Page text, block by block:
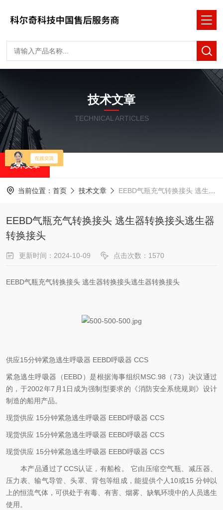
技术文章
TECHNICAL ARTICLES
技术文章
当前位置： 首页 技术文章 EEBD气瓶充气转换接头 逃生器转换接头逃生器转换接头
EEBD气瓶充气转换接头 逃生器转换接头逃生器
转换接头
更新时间：2024-10-09 点击次数：1570
EEBD气瓶充气转换接头 逃生器转换接头逃生器转换接头
供应15分钟紧急逃生呼吸器 EEBD呼吸器 CCS
紧急逃生呼吸器（EEBD）是根据海事组织MSC.98（73）决议通过
的，于2002年7月1日成为强制型要求的《消防安全系统规则》设计
制造的船用产品。
现货供应 15分钟紧急逃生呼吸器 EEBD呼吸器 CCS
现货供应 15分钟紧急逃生呼吸器 EEBD呼吸器 CCS
现货供应 15分钟紧急逃生呼吸器 EEBD呼吸器 CCS
本产品通过了CCS认证，有船检。 它由压缩空气瓶、减压器、
压力表、输气导管、头罩、背包等组成，能提供个人10或15 分钟以
上的恒流气体，可供处于有毒、有害、烟雾、缺氧环境中的人员逃生
使用。